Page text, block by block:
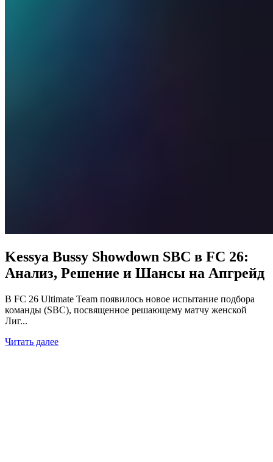
Kessya Bussy Showdown SBC в FC 26:
Анализ, Решение и Шансы на Апгрейд
В FC 26 Ultimate Team появилось новое испытание подбора
команды (SBC), посвященное решающему матчу женской
Лиг...
Читать далее